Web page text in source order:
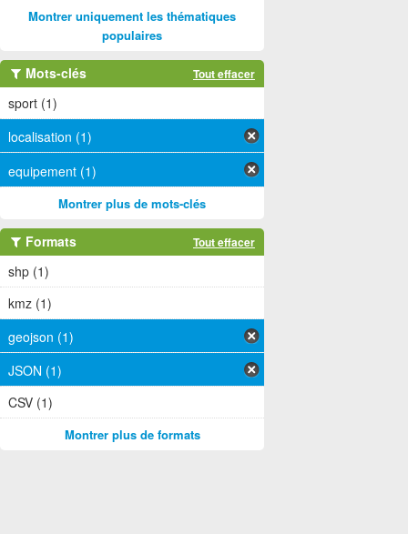
Montrer uniquement les thématiques
populaires
Mots-clés Tout effacer
sport (1)
localisation (1)
equipement (1)
Montrer plus de mots-clés
Formats Tout effacer
shp (1)
kmz (1)
geojson (1)
JSON (1)
CSV (1)
Montrer plus de formats